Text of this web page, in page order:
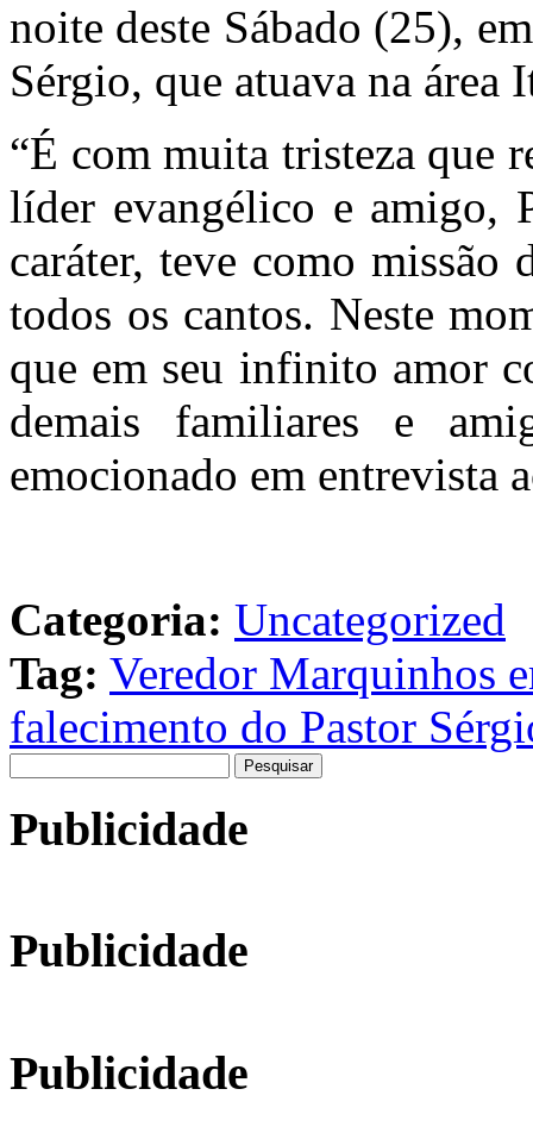
noite deste Sábado (25),
Sérgio, que atuava na área
“É com muita tristeza que
líder evangélico e amigo,
caráter, teve como missão
todos os cantos. Neste
que em seu infinito amor
demais familiares e
emocionado em entrevista
Categoria: Uncategorized
Tag: Veredor Marquinhos
falecimento do Pastor
por:
Publicidade
Publicidade
Publicidade